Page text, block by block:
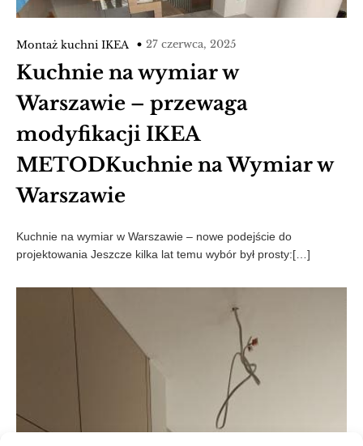
Montaż kuchni IKEA 27 czerwca, 2025
Kuchnie na wymiar w
Warszawie – przewaga
modyfikacji IKEA
METODKuchnie na Wymiar w
Warszawie
Kuchnie na wymiar w Warszawie – nowe podejście do
projektowania Jeszcze kilka lat temu wybór był prosty:[…]